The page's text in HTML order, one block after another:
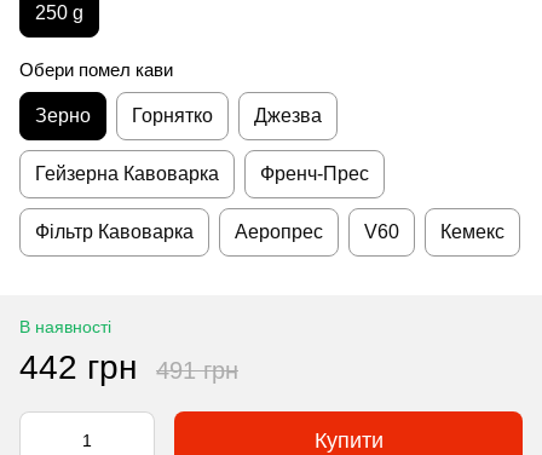
250 g
Обери помел кави
Зерно Горнятко Джезва
Гейзерна Кавоварка Френч-Прес
Фільтр Кавоварка Аеропрес V60 Кемекс
В наявності
442 грн 491 грн
Купити